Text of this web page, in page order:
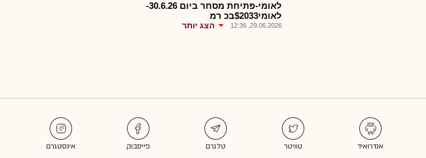
לאומי-פתיחת מסחר ביום 30.6.26-
לאומי$2033בכ רמ
29.06.2026, 12:36 הצג יותר